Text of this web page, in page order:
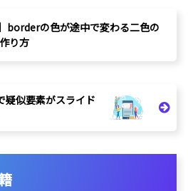
】borderの色が途中で変わる二色の
り方
疑似要素がスライド